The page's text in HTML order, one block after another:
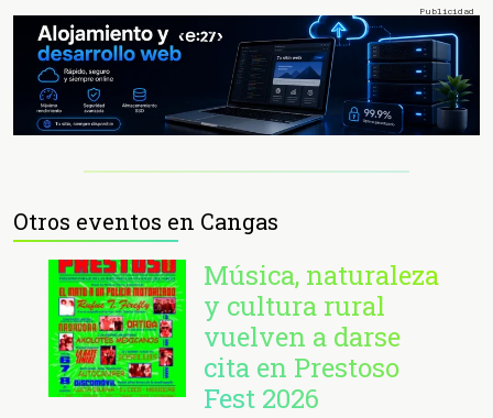
Otros eventos en Cangas
Música, naturaleza
y cultura rural
vuelven a darse
cita en Prestoso
Fest 2026